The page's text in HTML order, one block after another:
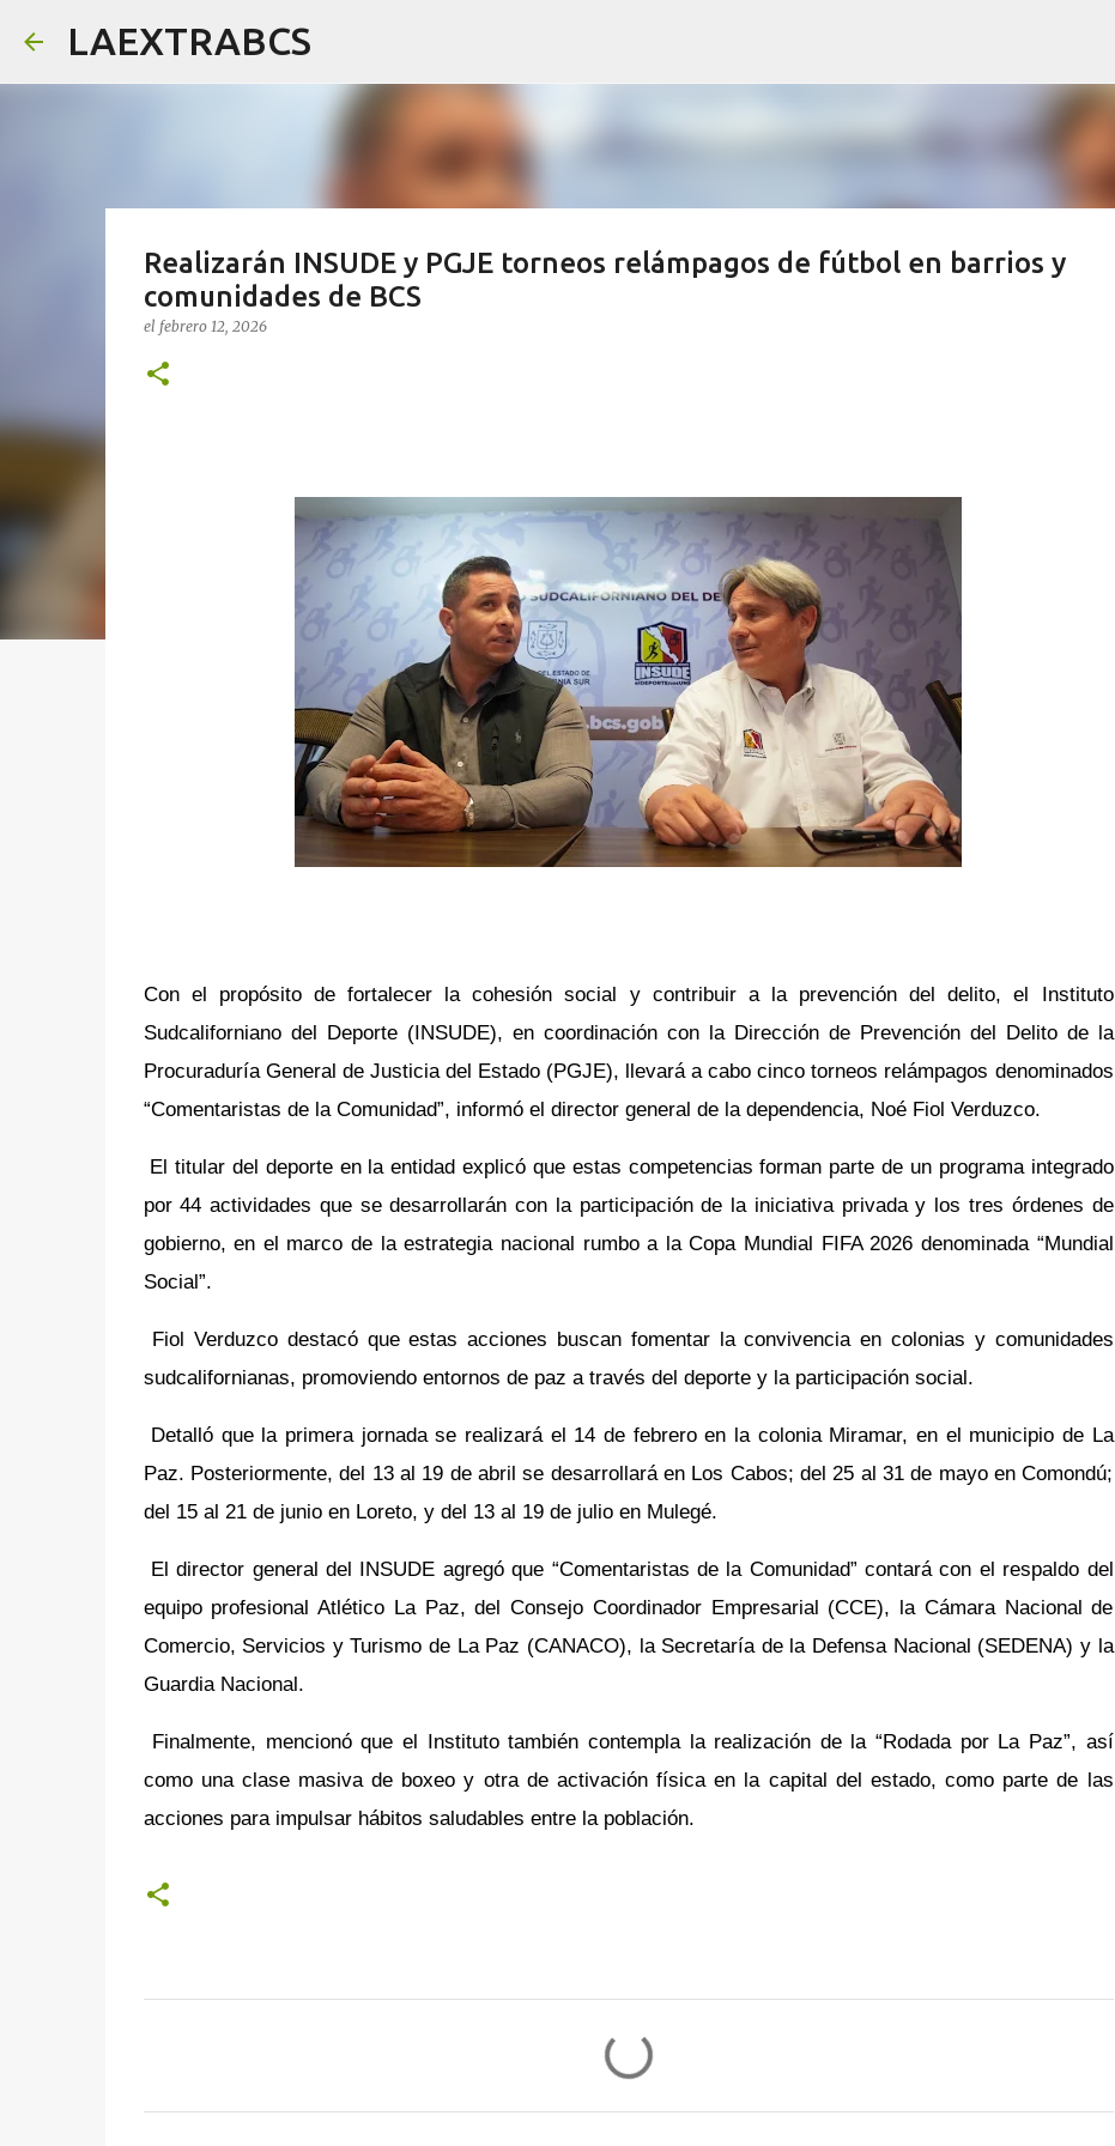
LAEXTRABCS
Realizarán INSUDE y PGJE torneos relámpagos de fútbol en barrios y
comunidades de BCS
el febrero 12, 2026
Con el propósito de fortalecer la cohesión social y contribuir a la prevención del delito, el Instituto
Sudcaliforniano del Deporte (INSUDE), en coordinación con la Dirección de Prevención del Delito de la
Procuraduría General de Justicia del Estado (PGJE), llevará a cabo cinco torneos relámpagos denominados
“Comentaristas de la Comunidad”, informó el director general de la dependencia, Noé Fiol Verduzco.
El titular del deporte en la entidad explicó que estas competencias forman parte de un programa integrado
por 44 actividades que se desarrollarán con la participación de la iniciativa privada y los tres órdenes de
gobierno, en el marco de la estrategia nacional rumbo a la Copa Mundial FIFA 2026 denominada “Mundial
Social”.
Fiol Verduzco destacó que estas acciones buscan fomentar la convivencia en colonias y comunidades
sudcalifornianas, promoviendo entornos de paz a través del deporte y la participación social.
Detalló que la primera jornada se realizará el 14 de febrero en la colonia Miramar, en el municipio de La
Paz. Posteriormente, del 13 al 19 de abril se desarrollará en Los Cabos; del 25 al 31 de mayo en Comondú;
del 15 al 21 de junio en Loreto, y del 13 al 19 de julio en Mulegé.
El director general del INSUDE agregó que “Comentaristas de la Comunidad” contará con el respaldo del
equipo profesional Atlético La Paz, del Consejo Coordinador Empresarial (CCE), la Cámara Nacional de
Comercio, Servicios y Turismo de La Paz (CANACO), la Secretaría de la Defensa Nacional (SEDENA) y la
Guardia Nacional.
Finalmente, mencionó que el Instituto también contempla la realización de la “Rodada por La Paz”, así
como una clase masiva de boxeo y otra de activación física en la capital del estado, como parte de las
acciones para impulsar hábitos saludables entre la población.